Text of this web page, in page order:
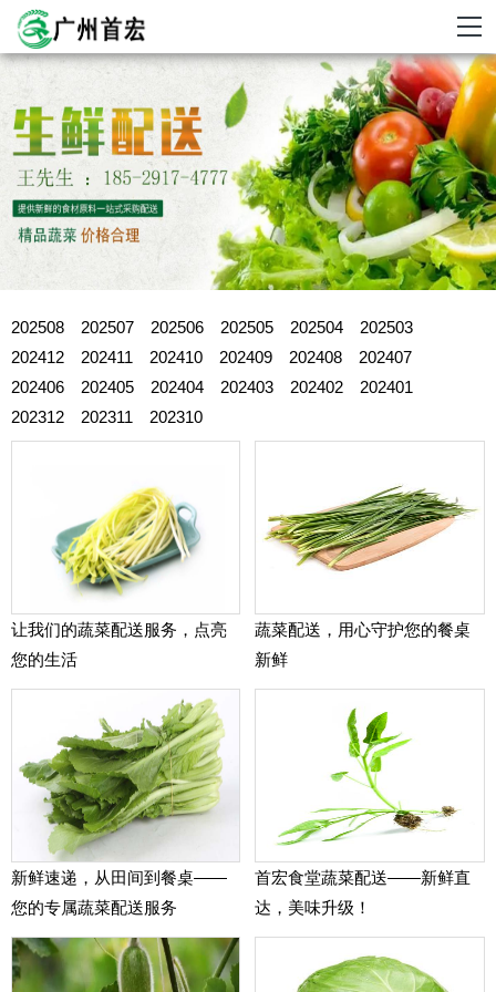
202508 202507 202506 202505 202504
202503
202412
202411 202410 202409 202408
202407
202406
202405 202404 202403 202402
202401
202312
202311 202310
让我们的蔬菜配送服务，点亮
您的生活
蔬菜配送，用心守护您的餐桌
新鲜
新鲜速递，从田间到餐桌——
您的专属蔬菜配送服务
首宏食堂蔬菜配送——新鲜直
达，美味升级！